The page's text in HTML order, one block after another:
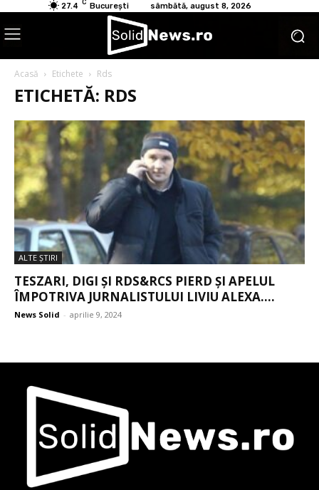
27.4 C București sâmbătă, august 8, 2026
Acasă Etichete Rds
ETICHETĂ: RDS
ALTE ŞTIRI
TESZARI, DIGI ȘI RDS&RCS PIERD ȘI APELUL
ÎMPOTRIVA JURNALISTULUI LIVIU ALEXA....
News Solid - aprilie 9, 2024